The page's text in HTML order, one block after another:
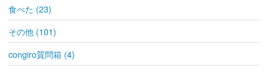
食べた (23)
その他 (101)
congiro質問箱 (4)